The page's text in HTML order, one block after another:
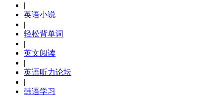
|
英语小说
|
轻松背单词
|
英文阅读
|
英语听力论坛
|
韩语学习